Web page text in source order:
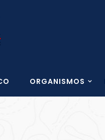
ORGANISMOS